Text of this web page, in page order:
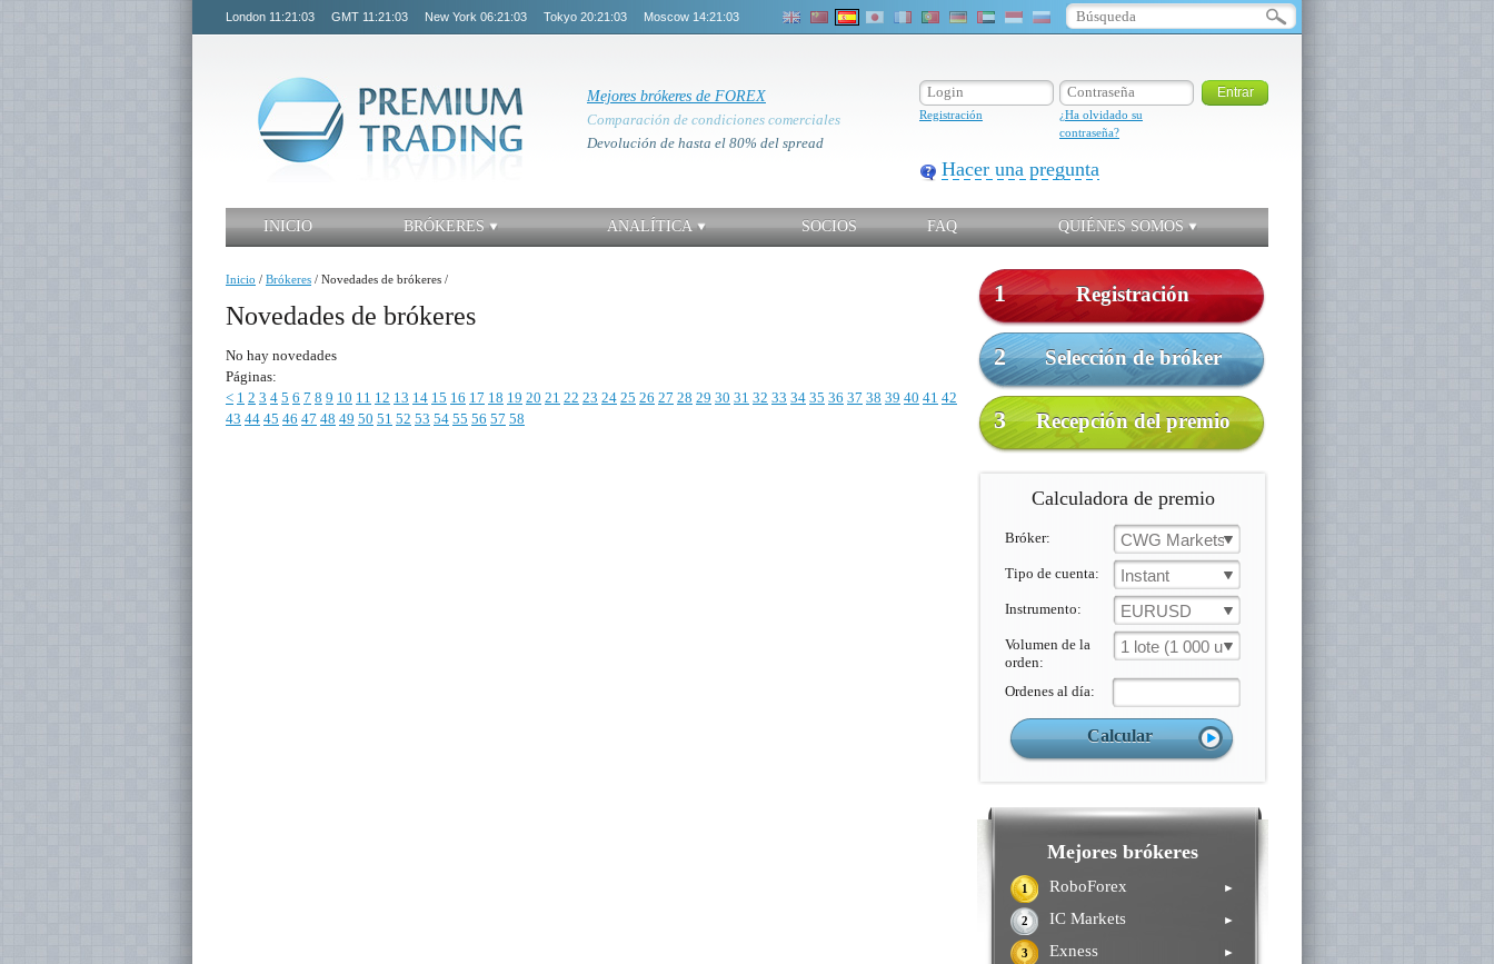
London 11:21:03 GMT 11:21:03 New York 06:21:03 Tokyo 20:21:03 Moscow 14:21:03
Mejores brókeres de FOREX
Comparación de condiciones comerciales
Devolución de hasta el 80% del spread
Registración
¿Ha olvidado su
contraseña?
Hacer una pregunta
INICIO BRÓKERES ANALÍTICA SOCIOS FAQ QUIÉNES SOMOS
1 Registración
2 Selección de bróker
3 Recepción del premio
Calculadora de premio
Bróker: CWG Markets
Tipo de cuenta: Instant
Instrumento: EURUSD
Volumen de la
orden:
1 lote (1 000 un.)
Ordenes al día:
Mejores brókeres
1 RoboForex ►
2 IC Markets ►
3 Exness ►
Inicio / Brókeres / Novedades de brókeres /
Novedades de brókeres
No hay novedades
Páginas:
< 1 2 3 4 5 6 7 8 9 10 11 12 13 14 15 16 17 18 19 20 21 22 23 24 25 26 27 28 29 30 31 32 33 34 35 36 37 38 39 40 41 42
43 44 45 46 47 48 49 50 51 52 53 54 55 56 57 58